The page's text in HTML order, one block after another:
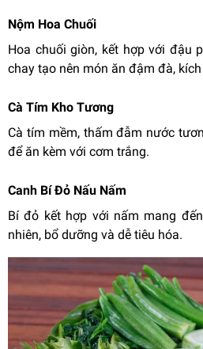
Nộm Hoa Chuối
Hoa chuối giòn, kết hợp với đậu
chay tạo nên món ăn đậm đà,
Cà Tím Kho Tương
Cà tím mềm, thấm đẫm nước
để ăn kèm với cơm trắng.
Canh Bí Đỏ Nấu Nấm
Bí đỏ kết hợp với nấm mang
nhiên, bổ dưỡng và dễ tiêu hóa.